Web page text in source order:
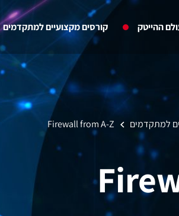
ההייטק קורסים מקצועיים למתקדמים
למתקדמים Firewall from A-Z